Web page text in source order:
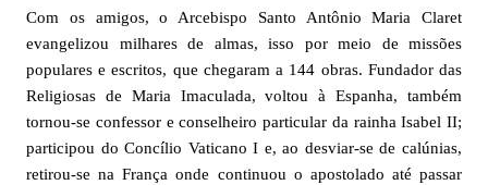
Com os amigos, o Arcebispo Santo Antônio Maria Claret
evangelizou milhares de almas, isso por meio de missões
populares e escritos, que chegaram a 144 obras. Fundador das
Religiosas de Maria Imaculada, voltou à Espanha, também
tornou-se confessor e conselheiro particular da rainha Isabel II;
participou do Concílio Vaticano I e, ao desviar-se de calúnias,
retirou-se na França onde continuou o apostolado até passar